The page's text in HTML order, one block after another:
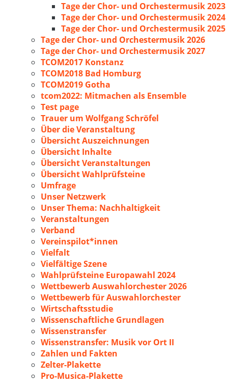
Tage der Chor- und Orchestermusik 2023
Tage der Chor- und Orchestermusik 2024
Tage der Chor- und Orchestermusik 2025
Tage der Chor- und Orchestermusik 2026
Tage der Chor- und Orchestermusik 2027
TCOM2017 Konstanz
TCOM2018 Bad Homburg
TCOM2019 Gotha
tcom2022: Mitmachen als Ensemble
Test page
Trauer um Wolfgang Schröfel
Über die Veranstaltung
Übersicht Auszeichnungen
Übersicht Inhalte
Übersicht Veranstaltungen
Übersicht Wahlprüfsteine
Umfrage
Unser Netzwerk
Unser Thema: Nachhaltigkeit
Veranstaltungen
Verband
Vereinspilot*innen
Vielfalt
Vielfältige Szene
Wahlprüfsteine Europawahl 2024
Wettbewerb Auswahlorchester 2026
Wettbewerb für Auswahlorchester
Wirtschaftsstudie
Wissenschaftliche Grundlagen
Wissenstransfer
Wissenstransfer: Musik vor Ort II
Zahlen und Fakten
Zelter-Plakette
Pro-Musica-Plakette